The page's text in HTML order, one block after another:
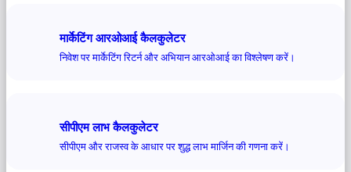
मार्केटिंग आरओआई कैलकुलेटर
निवेश पर मार्केटिंग रिटर्न और अभियान आरओआई का विश्लेषण करें।
सीपीएम लाभ कैलकुलेटर
सीपीएम और राजस्व के आधार पर शुद्ध लाभ मार्जिन की गणना करें।